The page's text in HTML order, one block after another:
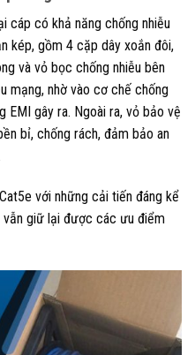
cáp có khả năng chống nhiễu
kép, gồm 4 cặp dây xoắn đôi,
và vỏ bọc chống nhiễu bên
mạng, nhờ vào cơ chế chống
EMI gây ra. Ngoài ra, vỏ bảo vệ
bỉ, chống rách, đảm bảo an
với những cải tiến đáng kể
giữ lại được các ưu điểm